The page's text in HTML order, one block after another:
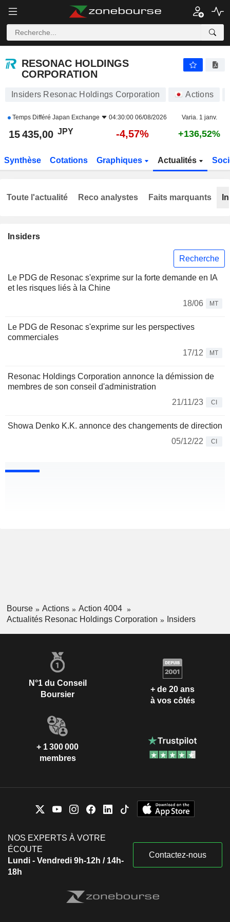
RESONAC HOLDINGS
CORPORATION
Insiders Resonac Holdings Corporation Actions
Temps Différé Japan Exchange 04:30:00 06/08/2026 Varia. 1 janv.
15 435,00 JPY -4,57% +136,52%
Synthèse Cotations Graphiques Actualités
Insiders
Recherche
Le PDG de Resonac s'exprime sur la forte demande en IA
et les risques liés à la Chine
18/06
MT
Le PDG de Resonac s'exprime sur les perspectives
commerciales
17/12
MT
Resonac Holdings Corporation annonce la démission de
membres de son conseil d'administration
21/11/23
CI
Showa Denko K.K. annonce des changements de direction
05/12/22
CI
Toute l'actualité Reco analystes Faits marquants
Bourse Actions
Action 4004
Actualités Resonac Holdings Corporation
Insiders
N°1 du Conseil
Boursier
+ de 20 ans
à vos côtés
+ 1 300 000
membres
NOS EXPERTS À VOTRE
ÉCOUTE
Lundi - Vendredi 9h-12h / 14h-
18h
Contactez-nous